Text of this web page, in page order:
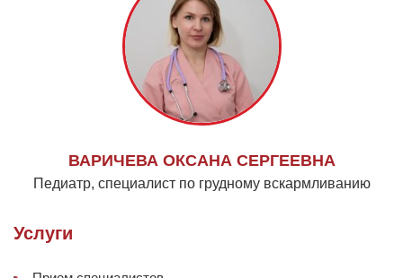
ВАРИЧЕВА ОКСАНА СЕРГЕЕВНА
Педиатр, специалист по грудному вскармливанию
Услуги